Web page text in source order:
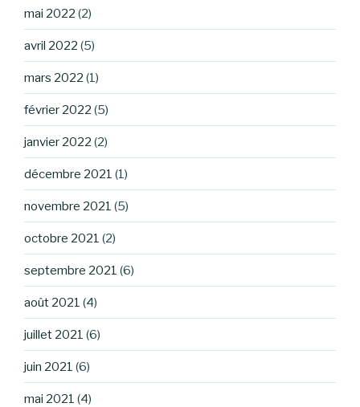
mai 2022 (2)
avril 2022 (5)
mars 2022 (1)
février 2022 (5)
janvier 2022 (2)
décembre 2021 (1)
novembre 2021 (5)
octobre 2021 (2)
septembre 2021 (6)
août 2021 (4)
juillet 2021 (6)
juin 2021 (6)
mai 2021 (4)